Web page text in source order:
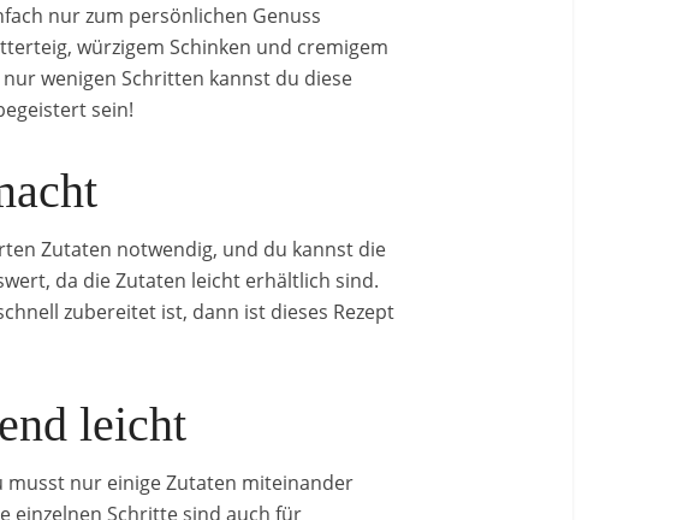
nur zum persönlichen Genuss
würzigem Schinken und cremigem
wenigen Schritten kannst du diese
sein!
Zutaten notwendig, und du kannst die
da die Zutaten leicht erhältlich sind.
zubereitet ist, dann ist dieses Rezept
leicht
musst nur einige Zutaten miteinander
einzelnen Schritte sind auch für